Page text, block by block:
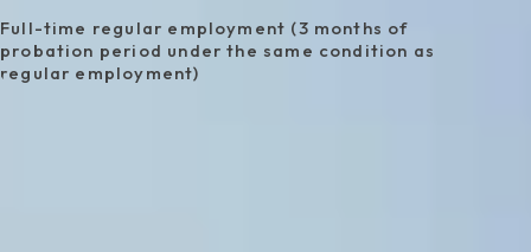
Full-time regular employment (3 months of
probation period under the same condition as
regular employment)